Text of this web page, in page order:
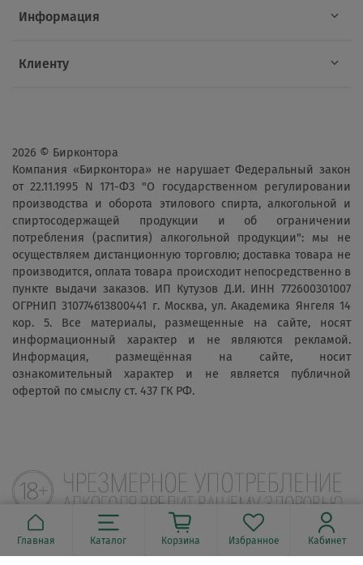
Информация
Клиенту
2026 © Бирконтора
Компания «Бирконтора» не нарушает Федеральный закон
от 22.11.1995 N 171-ФЗ "О государственном регулировании
производства и оборота этилового спирта, алкогольной и
спиртосодержащей продукции и об ограничении
потребления (распития) алкогольной продукции": мы не
осуществляем дистанционную торговлю; доставка товара не
производится, оплата товара происходит непосредственно в
пункте выдачи заказов. ИП Кутузов Д.И. ИНН 772600301007
ОГРНИП 310774613800441 г. Москва, ул. Академика Янгеля 14
кор. 5. Все материалы, размещенные на сайте, носят
информационный характер и не являются рекламой.
Информация, размещённая на сайте, носит
ознакомительный характер и не является публичной
офертой по смыслу ст. 437 ГК РФ.
Главная Каталог Корзина Избранное Кабинет